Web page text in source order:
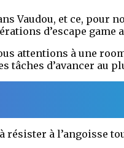
Vaudou, et ce,
d’escape game
attentions à une
tâches d’avancer au
à l’angoisse